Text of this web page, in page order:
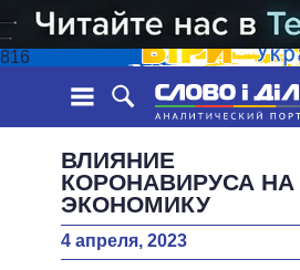
816
ЛЕНТА
СОБЫТИЯ
ОБЕЩАНИЯ
ПОЛИТИКИ
ВЛИЯНИЕ
КОРОНАВИРУСА НА
ЭКОНОМИКУ
4 апреля, 2023